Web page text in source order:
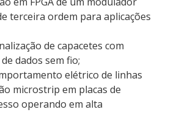
terceira ordem para aplicações
de capacetes com
dados sem fio;
elétrico de linhas
microstrip em placas de
operando em alta